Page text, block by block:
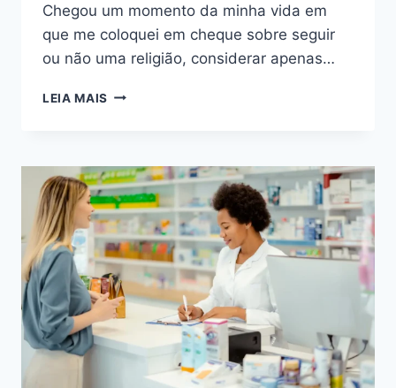
Chegou um momento da minha vida em
que me coloquei em cheque sobre seguir
ou não uma religião, considerar apenas…
LEIA MAIS RELIGIÃO:
SÓ?